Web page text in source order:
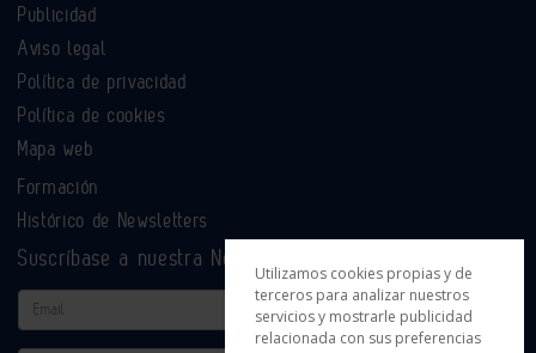
Publicidad
Aviso legal
Política de privacidad
Política de cookies
Mapa web
Formación
Histórico de Newsletters
Suscríbase a nuestra Newsletter
Email
Utilizamos cookies propias y de
terceros para analizar nuestros
servicios y mostrarle publicidad
relacionada con sus preferencias